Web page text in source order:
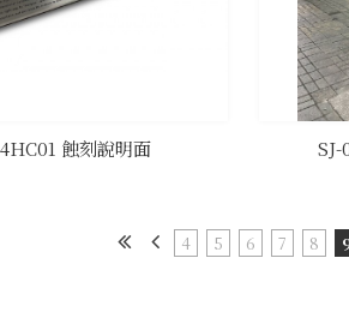
蝕刻說明面
4 5 6 7 8